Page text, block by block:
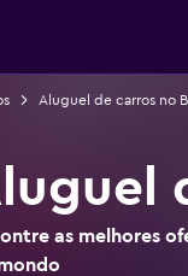
Aluguel de carros no
as melhores